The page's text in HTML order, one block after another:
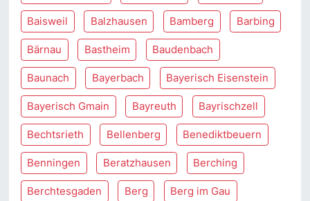
Baisweil Balzhausen Bamberg Barbing
Bärnau Bastheim Baudenbach
Baunach Bayerbach Bayerisch Eisenstein
Bayerisch Gmain Bayreuth Bayrischzell
Bechtsrieth Bellenberg Benediktbeuern
Benningen Beratzhausen Berching
Berchtesgaden Berg Berg im Gau